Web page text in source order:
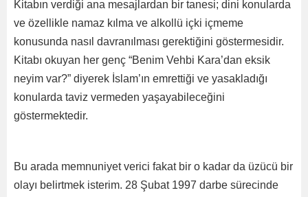
Kitabın verdiği ana mesajlardan bir tanesi; dini konularda
ve özellikle namaz kılma ve alkollü içki içmeme
konusunda nasıl davranılması gerektiğini göstermesidir.
Kitabı okuyan her genç “Benim Vehbi Kara’dan eksik
neyim var?” diyerek İslam’ın emrettiği ve yasakladığı
konularda taviz vermeden yaşayabileceğini
göstermektedir.
Bu arada memnuniyet verici fakat bir o kadar da üzücü bir
olayı belirtmek isterim. 28 Şubat 1997 darbe sürecinde